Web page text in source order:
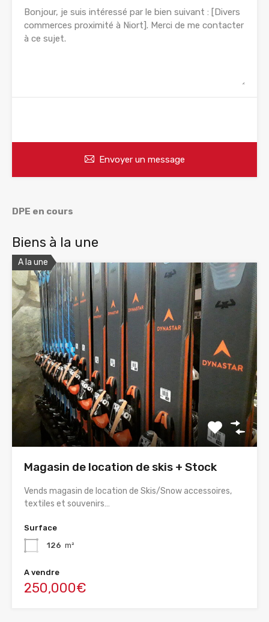
Envoyer un message
DPE en cours
Biens à la une
A la une
Magasin de location de skis + Stock
Vends magasin de location de Skis/Snow accessoires,
textiles et souvenirs…
Surface
126 m²
A vendre
250,000€